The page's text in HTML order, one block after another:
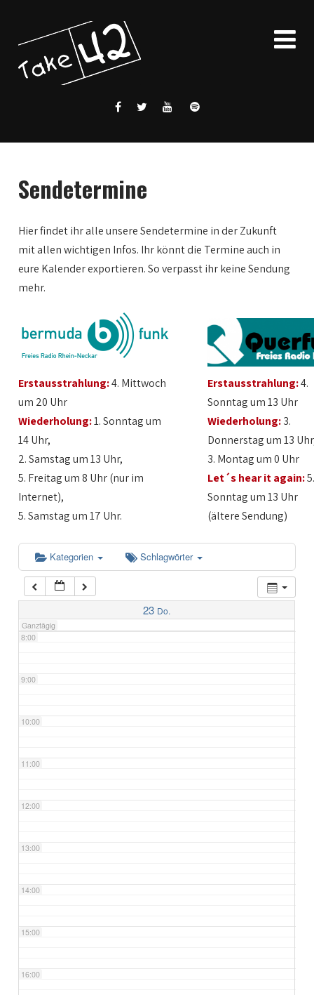
Sendetermine
Hier findet ihr alle unsere Sendetermine in der Zukunft
mit allen wichtigen Infos. Ihr könnt die Termine auch in
eure Kalender exportieren. So verpasst ihr keine Sendung
mehr.
Erstausstrahlung:4. Mittwoch
um 20 Uhr
Wiederholung:1. Sonntag um
14 Uhr,
2. Samstag um 13 Uhr,
5. Freitag um 8 Uhr (nur im
Internet),
5. Samstag um 17 Uhr.
Erstausstrahlung:4.
Sonntag um 13 Uhr
Wiederholung:3.
Donnerstag um 13
3. Montag um 0 Uhr
Let´s hear it again:
Sonntag um 13 Uhr
(ältere Sendung)
Kategorien Schlagwörter
23 Do.
Ganztägig
1:00
2:00
3:00
5:00
6:00
7:00
8:00
9:00
10:00
11:00
12:00
13:00
14:00
15:00
16:00